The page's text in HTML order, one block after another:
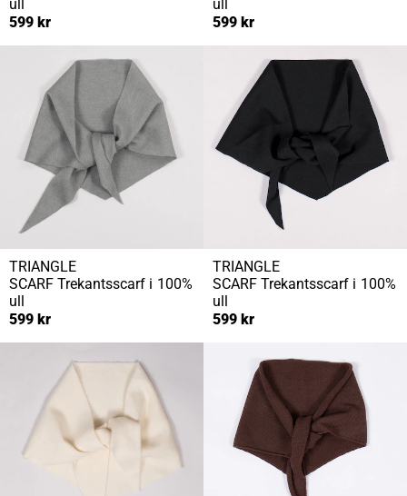
ull
599 kr
ull
599 kr
TRIANGLE
SCARF Trekantsscarf i 100%
ull
599 kr
TRIANGLE
SCARF Trekantsscarf i 100%
ull
599 kr